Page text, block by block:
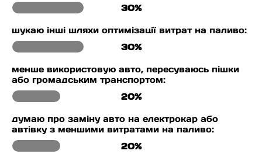
30%
шукаю інші шляхи оптимізації витрат на паливо:
30%
менше використовую авто, пересуваюсь пішки
або громадським транспортом:
20%
думаю про заміну авто на електрокар або
автівку з меншими витратами на паливо:
20%